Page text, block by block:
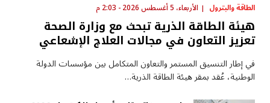
الطاقة والبترول الأربعاء، 5 أغسطس 2026 - 2:03 م
هيئة الطاقة الذرية تبحث مع وزارة الصحة
تعزيز التعاون في مجالات العلاج الإشعاعي
في إطار التنسيق المستمر والتعاون المتكامل بين مؤسسات الدولة
الوطنية، عُقد بمقر هيئة الطاقة الذرية…